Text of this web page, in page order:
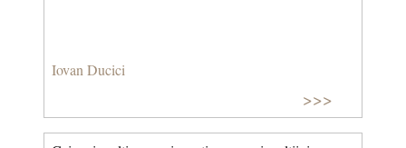
Iovan Ducici
>>>